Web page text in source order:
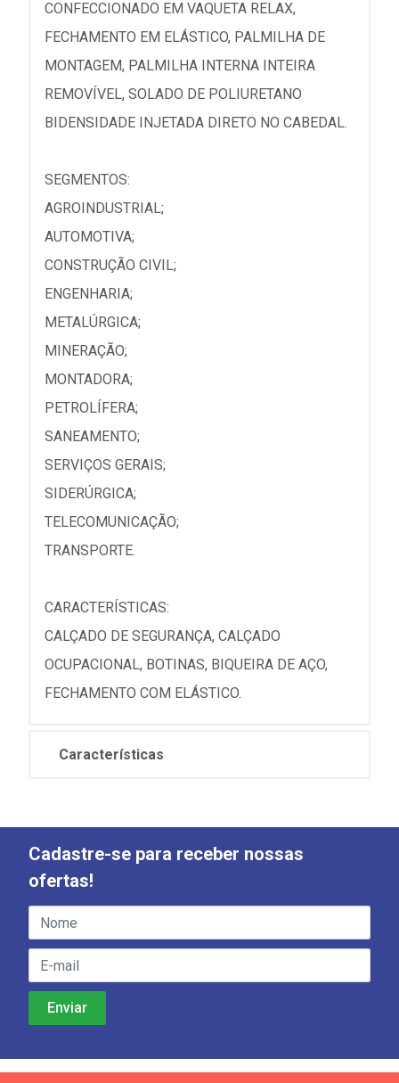
CONFECCIONADO EM VAQUETA RELAX,
FECHAMENTO EM ELÁSTICO, PALMILHA DE
MONTAGEM, PALMILHA INTERNA INTEIRA
REMOVÍVEL, SOLADO DE POLIURETANO
BIDENSIDADE INJETADA DIRETO NO CABEDAL.
SEGMENTOS:
AGROINDUSTRIAL;
AUTOMOTIVA;
CONSTRUÇÃO CIVIL;
ENGENHARIA;
METALÚRGICA;
MINERAÇÃO;
MONTADORA;
PETROLÍFERA;
SANEAMENTO;
SERVIÇOS GERAIS;
SIDERÚRGICA;
TELECOMUNICAÇÃO;
TRANSPORTE.
CARACTERÍSTICAS:
CALÇADO DE SEGURANÇA, CALÇADO
OCUPACIONAL, BOTINAS, BIQUEIRA DE AÇO,
FECHAMENTO COM ELÁSTICO.
Características
Cadastre-se para receber nossas
ofertas!